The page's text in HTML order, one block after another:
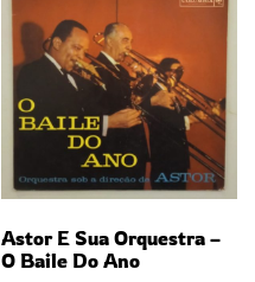
Astor E Sua Orquestra –
O Baile Do Ano